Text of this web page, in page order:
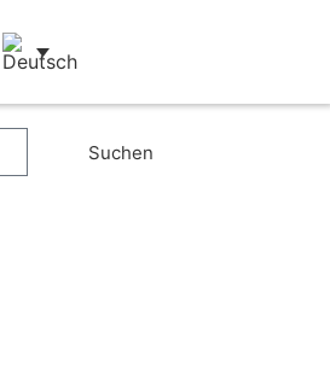
Suchen